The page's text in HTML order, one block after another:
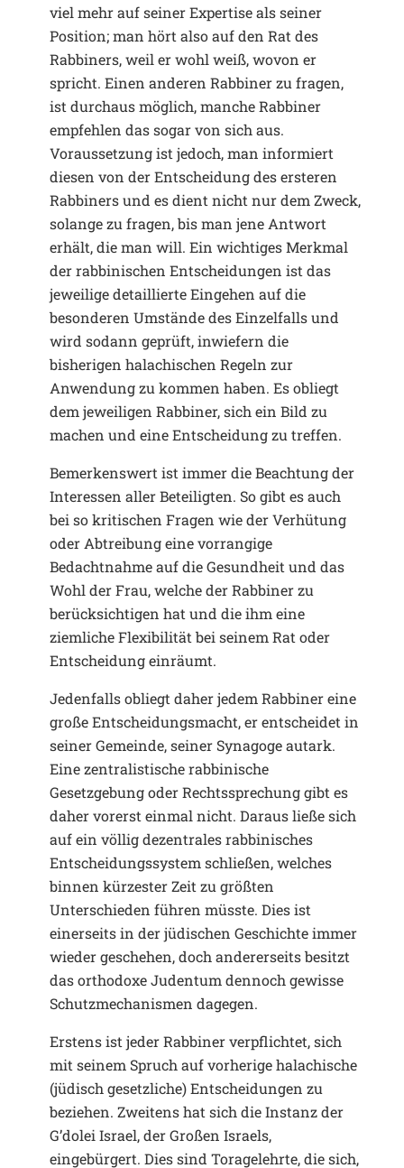
viel mehr auf seiner Expertise als seiner
Position; man hört also auf den Rat des
Rabbiners, weil er wohl weiß, wovon er
spricht. Einen anderen Rabbiner zu fragen,
ist durchaus möglich, manche Rabbiner
empfehlen das sogar von sich aus.
Voraussetzung ist jedoch, man informiert
diesen von der Entscheidung des ersteren
Rabbiners und es dient nicht nur dem Zweck,
solange zu fragen, bis man jene Antwort
erhält, die man will. Ein wichtiges Merkmal
der rabbinischen Entscheidungen ist das
jeweilige detaillierte Eingehen auf die
besonderen Umstände des Einzelfalls und
wird sodann geprüft, inwiefern die
bisherigen halachischen Regeln zur
Anwendung zu kommen haben. Es obliegt
dem jeweiligen Rabbiner, sich ein Bild zu
machen und eine Entscheidung zu treffen.
Bemerkenswert ist immer die Beachtung der
Interessen aller Beteiligten. So gibt es auch
bei so kritischen Fragen wie der Verhütung
oder Abtreibung eine vorrangige
Bedachtnahme auf die Gesundheit und das
Wohl der Frau, welche der Rabbiner zu
berücksichtigen hat und die ihm eine
ziemliche Flexibilität bei seinem Rat oder
Entscheidung einräumt.
Jedenfalls obliegt daher jedem Rabbiner eine
große Entscheidungsmacht, er entscheidet in
seiner Gemeinde, seiner Synagoge autark.
Eine zentralistische rabbinische
Gesetzgebung oder Rechtssprechung gibt es
daher vorerst einmal nicht. Daraus ließe sich
auf ein völlig dezentrales rabbinisches
Entscheidungssystem schließen, welches
binnen kürzester Zeit zu größten
Unterschieden führen müsste. Dies ist
einerseits in der jüdischen Geschichte immer
wieder geschehen, doch andererseits besitzt
das orthodoxe Judentum dennoch gewisse
Schutzmechanismen dagegen.
Erstens ist jeder Rabbiner verpflichtet, sich
mit seinem Spruch auf vorherige halachische
(jüdisch gesetzliche) Entscheidungen zu
beziehen. Zweitens hat sich die Instanz der
G’dolei Israel, der Großen Israels,
eingebürgert. Dies sind Toragelehrte, die sich,